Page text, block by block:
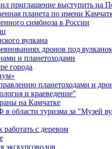
приглашение выступить на
планета по имени
симбиоза в России
вулкана
дронов под
и планетоходами
города
планетоходами и
и краеведение"
на Камчатке
области туризма за "Музей
с деревом